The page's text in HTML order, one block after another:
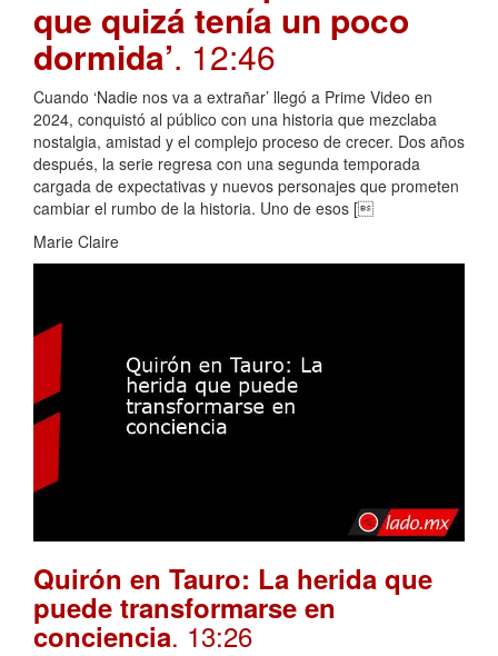
que quizá tenía un poco
dormida’. 12:46
Cuando ‘Nadie nos va a extrañar’ llegó a Prime Video en
2024, conquistó al público con una historia que mezclaba
nostalgia, amistad y el complejo proceso de crecer. Dos años
después, la serie regresa con una segunda temporada
cargada de expectativas y nuevos personajes que prometen
cambiar el rumbo de la historia. Uno de esos [
Marie Claire
Quirón en Tauro: La herida que
puede transformarse en
conciencia. 13:26